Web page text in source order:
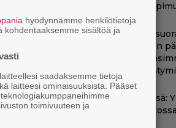
koomikon
Huippuleffa
ensimmäinen
Maguiren
Nyt Netflixissä:
parhaista
hyödynnämme henkilötietoja
kohdentaaksemme sisältöä ja
saadaksemme tietoja
laitteesi ominaisuuksista. Pääset
toimivuuteen ja